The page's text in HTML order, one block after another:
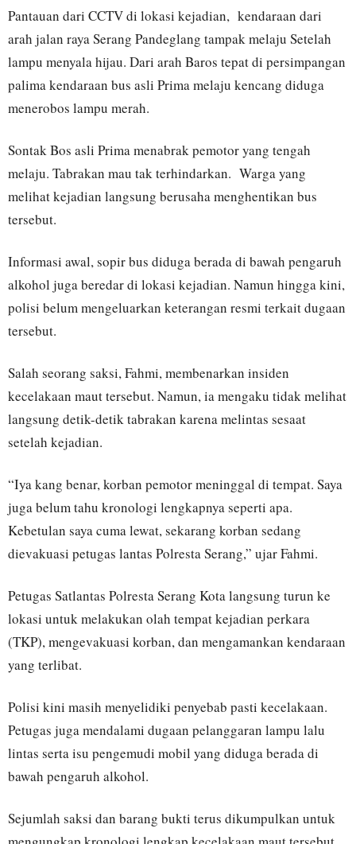
Pantauan dari CCTV di lokasi kejadian, kendaraan dari
arah jalan raya Serang Pandeglang tampak melaju Setelah
lampu menyala hijau. Dari arah Baros tepat di persimpangan
palima kendaraan bus asli Prima melaju kencang diduga
menerobos lampu merah.
Sontak Bos asli Prima menabrak pemotor yang tengah
melaju. Tabrakan mau tak terhindarkan. Warga yang
melihat kejadian langsung berusaha menghentikan bus
tersebut.
Informasi awal, sopir bus diduga berada di bawah pengaruh
alkohol juga beredar di lokasi kejadian. Namun hingga kini,
polisi belum mengeluarkan keterangan resmi terkait dugaan
tersebut.
Salah seorang saksi, Fahmi, membenarkan insiden
kecelakaan maut tersebut. Namun, ia mengaku tidak melihat
langsung detik-detik tabrakan karena melintas sesaat
setelah kejadian.
“Iya kang benar, korban pemotor meninggal di tempat. Saya
juga belum tahu kronologi lengkapnya seperti apa.
Kebetulan saya cuma lewat, sekarang korban sedang
dievakuasi petugas lantas Polresta Serang,” ujar Fahmi.
Petugas Satlantas Polresta Serang Kota langsung turun ke
lokasi untuk melakukan olah tempat kejadian perkara
(TKP), mengevakuasi korban, dan mengamankan kendaraan
yang terlibat.
Polisi kini masih menyelidiki penyebab pasti kecelakaan.
Petugas juga mendalami dugaan pelanggaran lampu lalu
lintas serta isu pengemudi mobil yang diduga berada di
bawah pengaruh alkohol.
Sejumlah saksi dan barang bukti terus dikumpulkan untuk